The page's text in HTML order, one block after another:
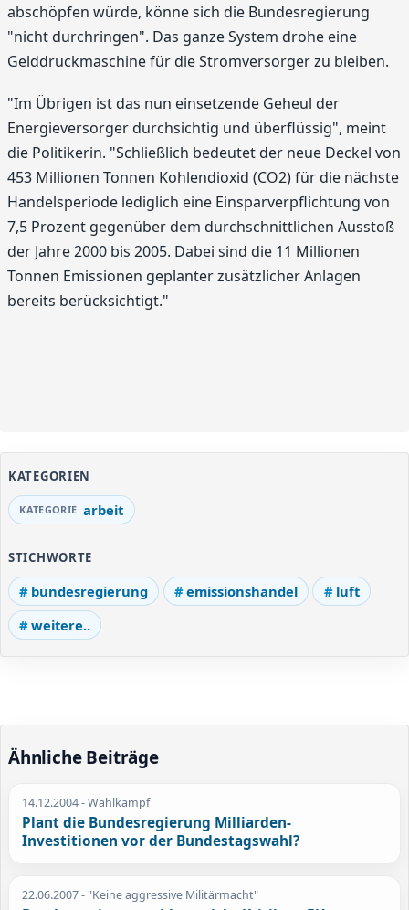
abschöpfen würde, könne sich die Bundesregierung
"nicht durchringen". Das ganze System drohe eine
Gelddruckmaschine für die Stromversorger zu bleiben.
"Im Übrigen ist das nun einsetzende Geheul der
Energieversorger durchsichtig und überflüssig", meint
die Politikerin. "Schließlich bedeutet der neue Deckel von
453 Millionen Tonnen Kohlendioxid (CO2) für die nächste
Handelsperiode lediglich eine Einsparverpflichtung von
7,5 Prozent gegenüber dem durchschnittlichen Ausstoß
der Jahre 2000 bis 2005. Dabei sind die 11 Millionen
Tonnen Emissionen geplanter zusätzlicher Anlagen
bereits berücksichtigt."
KATEGORIEN
arbeit
STICHWORTE
bundesregierung emissionshandel
luft
weitere..
Ähnliche Beiträge
14.12.2004- Wahlkampf
Plant die Bundesregierung Milliarden-
Investitionen vor der Bundestagswahl?
22.06.2007- "Keine aggressive Militärmacht"